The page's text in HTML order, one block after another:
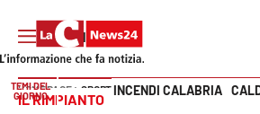
Vai
TEMI DEL
GIORNO
INCENDI CALABRIA
HOME PAGE SPORT
IL RIMPIANTO